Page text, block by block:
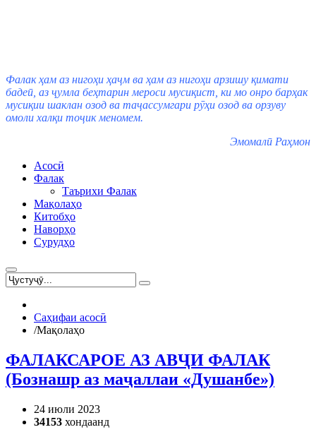
Фалак ҳам аз нигоҳи ҳаҷм ва ҳам аз нигоҳи арзишу қимати
бадеӣ, аз ҷумла беҳтарин мероси мусиқист, ки мо онро барҳак
мусиқии шаклан озод ва таҷассумгари рӯҳи озод ва орзуву
омоли халқи тоҷик меномем.
Эмомалӣ Раҳмон
Асосӣ
Фалак
Таърихи Фалак
Мақолаҳо
Китобҳо
Наворҳо
Сурудҳо
Саҳифаи асосӣ
/Мақолаҳо
ФАЛАКСАРОЕ АЗ АВҶИ ФАЛАК
(Бознашр аз маҷаллаи «Душанбе»)
24 июли 2023
34153 хондаанд